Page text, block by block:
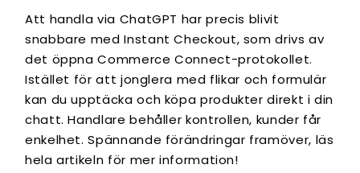
Att handla via ChatGPT har precis blivit
snabbare med Instant Checkout, som drivs av
det öppna Commerce Connect-protokollet.
Istället för att jonglera med flikar och formulär
kan du upptäcka och köpa produkter direkt i din
chatt. Handlare behåller kontrollen, kunder får
enkelhet. Spännande förändringar framöver, läs
hela artikeln för mer information!